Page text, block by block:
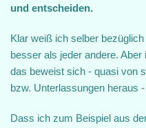
und entscheiden.
Klar weiß ich selber
besser als jeder andere.
das beweist sich - quasi von
bzw. Unterlassungen heraus
Dass ich zum Beispiel aus